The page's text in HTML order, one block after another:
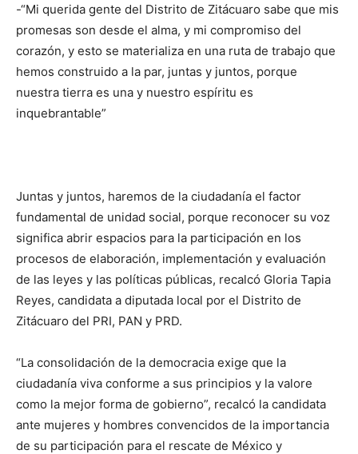
-“Mi querida gente del Distrito de Zitácuaro sabe que mis
promesas son desde el alma, y mi compromiso del
corazón, y esto se materializa en una ruta de trabajo que
hemos construido a la par, juntas y juntos, porque
nuestra tierra es una y nuestro espíritu es
inquebrantable”
Juntas y juntos, haremos de la ciudadanía el factor
fundamental de unidad social, porque reconocer su voz
significa abrir espacios para la participación en los
procesos de elaboración, implementación y evaluación
de las leyes y las políticas públicas, recalcó Gloria Tapia
Reyes, candidata a diputada local por el Distrito de
Zitácuaro del PRI, PAN y PRD.
“La consolidación de la democracia exige que la
ciudadanía viva conforme a sus principios y la valore
como la mejor forma de gobierno”, recalcó la candidata
ante mujeres y hombres convencidos de la importancia
de su participación para el rescate de México y